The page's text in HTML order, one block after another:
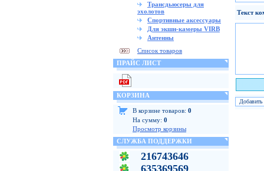
Трансдьюсеры для
эхолотов
Спортивные аксессуары
Для экшн-камеры VIRB
Антенны
Список товаров
ПРАЙС ЛИСТ
КОРЗИНА
В корзине товаров: 0
На сумму: 0
Просмотр корзины
СЛУЖБА ПОДДЕРЖКИ
216743646
635369569
Текст